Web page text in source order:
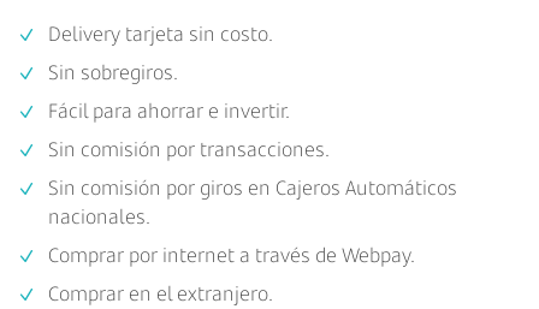
Delivery tarjeta sin costo.
Sin sobregiros.
Fácil para ahorrar e invertir.
Sin comisión por transacciones.
Sin comisión por giros en Cajeros Automáticos
nacionales.
Comprar por internet a través de Webpay.
Comprar en el extranjero.